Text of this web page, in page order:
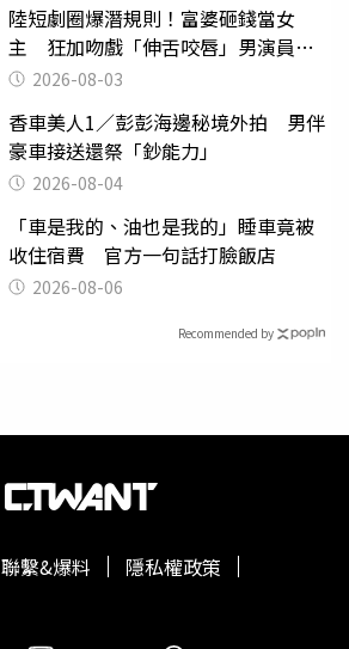
陸短劇圈爆潛規則！富婆砸錢當女
主 狂加吻戲「伸舌咬唇」男演員崩
潰 2026-08-03
香車美人1／彭彭海邊秘境外拍 男伴
豪車接送還祭「鈔能力」
2026-08-04
「車是我的、油也是我的」睡車竟被
收住宿費 官方一句話打臉飯店
2026-08-06
Recommended by
聯繫&爆料
隱私權政策